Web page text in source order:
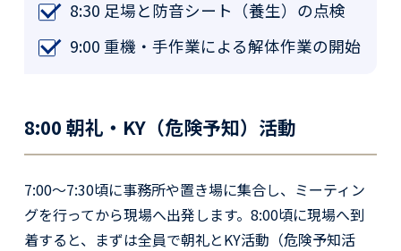
8:30 足場と防音シート（養生）の点検
9:00 重機・手作業による解体作業の開始
8:00 朝礼・KY（危険予知）活動
7:00〜7:30頃に事務所や置き場に集合し、ミーティン
グを行ってから現場へ出発します。8:00頃に現場へ到
着すると、まずは全員で朝礼とKY活動（危険予知活